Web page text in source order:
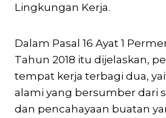
Lingkungan Kerja.
Dalam Pasal 16 Ayat 1
Tahun 2018 itu dijelaskan,
tempat kerja terbagi dua,
alami yang bersumber dari
dan pencahayaan buatan